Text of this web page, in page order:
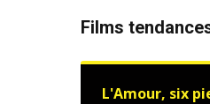
Films
L'Amour, six